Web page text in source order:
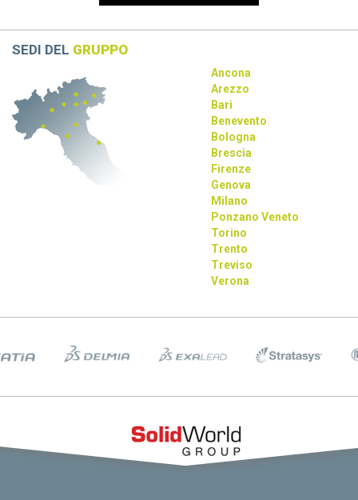
La collaborazione tra Dassault Systèmes, Apple e NVIDIA
SEDI DEL GRUPPO
Ancona
Arezzo
Bari
Benevento
Bologna
Brescia
Firenze
Genova
Milano
Ponzano Veneto
Torino
Trento
Treviso
Verona